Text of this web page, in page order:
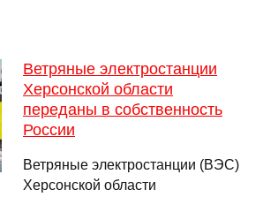
Ветряные электростанции
Херсонской области
переданы в собственность
России
Ветряные электростанции (ВЭС)
Херсонской области